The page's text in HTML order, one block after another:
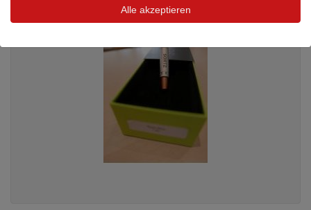
Alle akzeptieren